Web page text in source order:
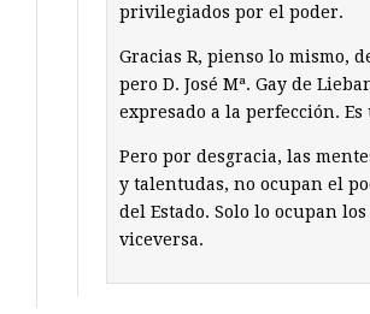
privilegiados por el poder.
Gracias R, pienso lo mismo,
pero D. José Mª. Gay de
expresado a la perfección. Es
Pero por desgracia, las
y talentudas, no ocupan el
del Estado. Solo lo ocupan
viceversa.